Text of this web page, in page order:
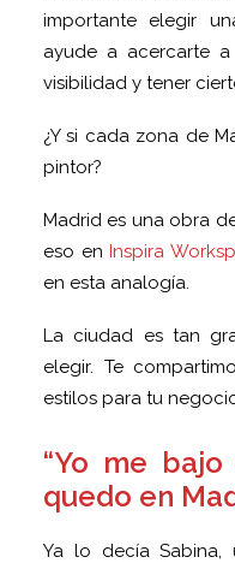
importante elegir
ayude a acercarte
visibilidad y tener
¿Y si cada zona de
pintor?
Madrid es una obra
eso enInspira
en esta analogía.
La ciudad es tan
elegir. Te
estilos para tu
“Yo me
quedo en
Ya lo decía